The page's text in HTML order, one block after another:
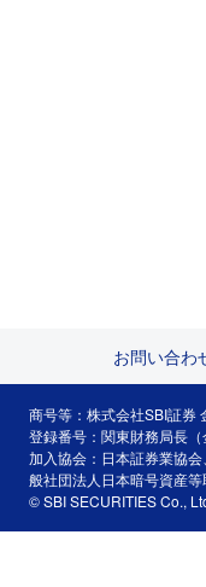
お問い合わ
商号等：株式会社SBI証券
登録番号：関東財務局長
加入協会：日本証券業協
般社団法人日本暗号資産
© SBI SECURITIES Co.,